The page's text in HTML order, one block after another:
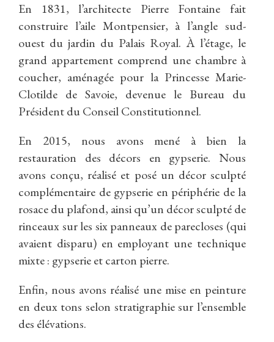
En 1831, l’architecte Pierre Fontaine fait
construire l’aile Montpensier, à l’angle sud-
ouest du jardin du Palais Royal. À l’étage, le
grand appartement comprend une chambre à
coucher, aménagée pour la Princesse Marie-
Clotilde de Savoie, devenue le Bureau du
Président du Conseil Constitutionnel.
En 2015, nous avons mené à bien la
restauration des décors en gypserie. Nous
avons conçu, réalisé et posé un décor sculpté
complémentaire de gypserie en périphérie de la
rosace du plafond, ainsi qu’un décor sculpté de
rinceaux sur les six panneaux de parecloses (qui
avaient disparu) en employant une technique
mixte : gypserie et carton pierre.
Enfin, nous avons réalisé une mise en peinture
en deux tons selon stratigraphie sur l’ensemble
des élévations.